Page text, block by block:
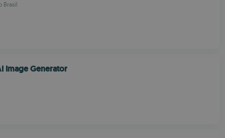
Brasil
Image Generator